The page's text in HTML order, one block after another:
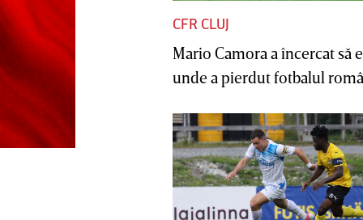
CFR CLUJ
Mario Camora a încercat să
unde a pierdut fotbalul